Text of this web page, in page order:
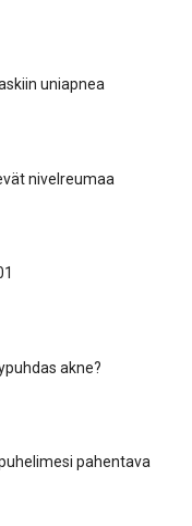
uniapnea
nivelreumaa
akne?
pahentava